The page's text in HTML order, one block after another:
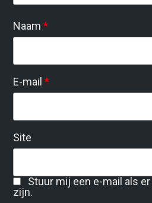
Naam*
E-mail*
Site
Stuur mij een e-mail als
zijn.